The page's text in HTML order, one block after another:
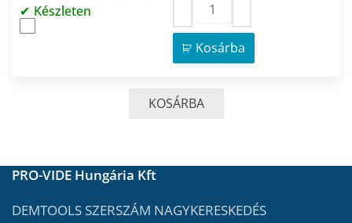
Készleten
Kosárba
KOSÁRBA
PRO-VIDE Hungária Kft
DEMTOOLS SZERSZÁM NAGYKERESKEDÉS